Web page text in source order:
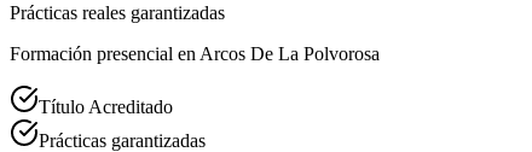
Prácticas reales garantizadas
Formación presencial en Arcos De La Polvorosa
Título Acreditado
Prácticas garantizadas